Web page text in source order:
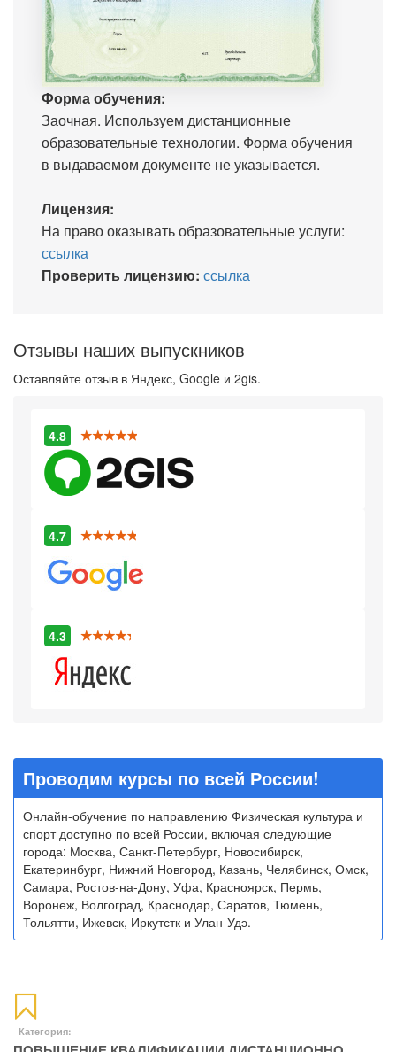
Форма обучения:
Заочная. Используем дистанционные
образовательные технологии. Форма обучения
в выдаваемом документе не указывается.
Лицензия:
На право оказывать образовательные услуги:
ссылка
Проверить лицензию: ссылка
Отзывы наших выпускников
Оставляйте отзыв в Яндекс, Google и 2gis.
4.8
4.7
4.3
Проводим курсы по всей России!
Онлайн-обучение по направлению Физическая культура и
спорт доступно по всей России, включая следующие
города: Москва, Санкт-Петербург, Новосибирск,
Екатеринбург, Нижний Новгород, Казань, Челябинск, Омск,
Самара, Ростов-на-Дону, Уфа, Красноярск, Пермь,
Воронеж, Волгоград, Краснодар, Саратов, Тюмень,
Тольятти, Ижевск, Иркутстк и Улан-Удэ.
Категория: